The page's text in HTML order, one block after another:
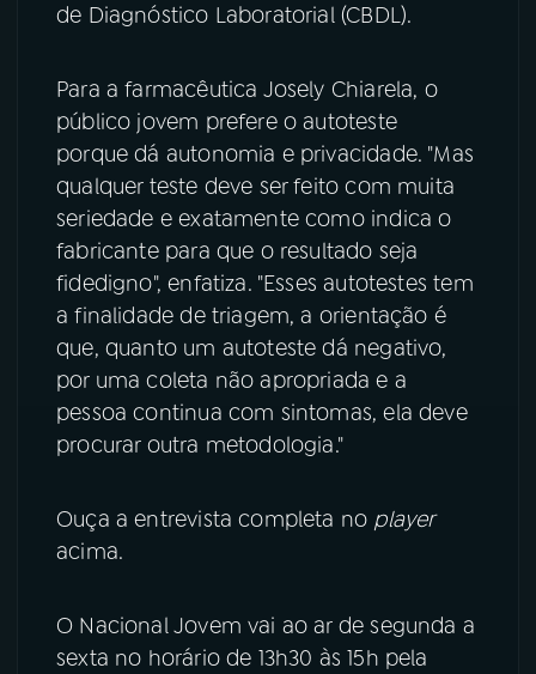
TikTok
de Diagnóstico Laboratorial (CBDL).
Para a farmacêutica Josely Chiarela, o
público jovem prefere o autoteste
porque dá autonomia e privacidade. "Mas
qualquer teste deve ser feito com muita
seriedade e exatamente como indica o
fabricante para que o resultado seja
fidedigno", enfatiza. "Esses autotestes tem
a finalidade de triagem, a orientação é
que, quanto um autoteste dá negativo,
por uma coleta não apropriada e a
pessoa continua com sintomas, ela deve
procurar outra metodologia."
Ouça a entrevista completa no player
acima.
O Nacional Jovem vai ao ar de segunda a
sexta no horário de 13h30 às 15h pela